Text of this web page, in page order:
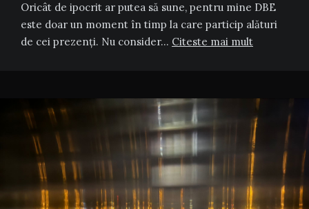
Oricât de ipocrit ar putea să sune, pentru mine DBE
este doar un moment în timp la care particip alături
de cei prezenți. Nu consider… Citeste mai mult